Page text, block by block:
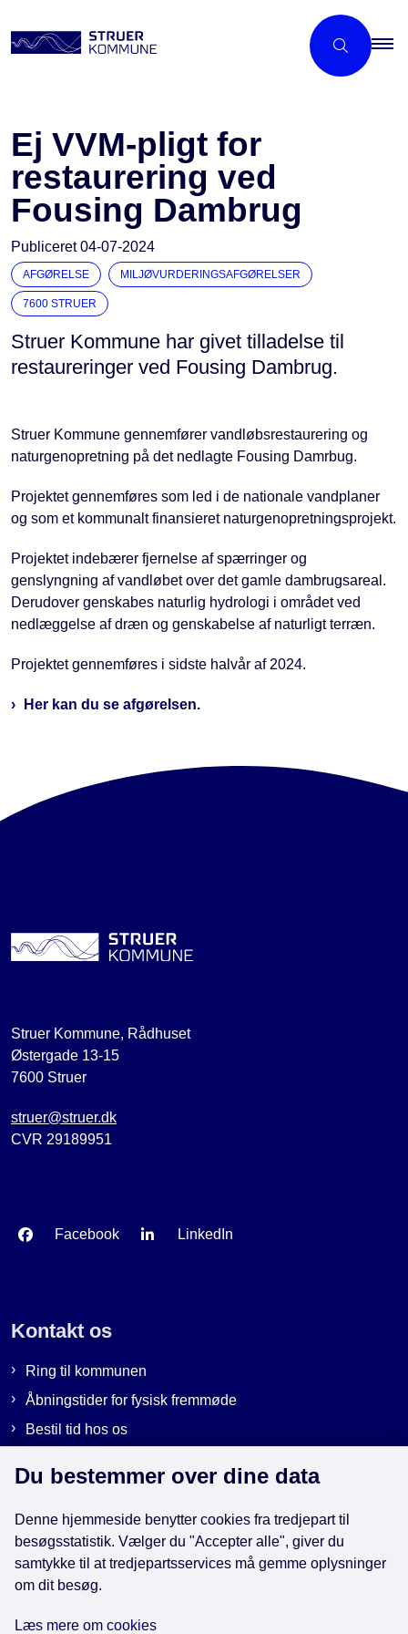
Ej VVM-pligt for
restaurering ved
Fousing Dambrug
Publiceret04-07-2024
AFGØRELSE MILJØVURDERINGSAFGØRELSER
7600 STRUER
Struer Kommune har givet tilladelse til
restaureringer ved Fousing Dambrug.
Struer Kommune gennemfører vandløbsrestaurering og
naturgenopretning på det nedlagte Fousing Damrbug.
Projektet gennemføres som led i de nationale vandplaner
og som et kommunalt finansieret naturgenopretningsprojekt.
Projektet indebærer fjernelse af spærringer og
genslyngning af vandløbet over det gamle dambrugsareal.
Derudover genskabes naturlig hydrologi i området ved
nedlæggelse af dræn og genskabelse af naturligt terræn.
Projektet gennemføres i sidste halvår af 2024.
Her kan du se afgørelsen.
Struer Kommune, Rådhuset
Østergade 13-15
7600 Struer
struer@struer.dk
CVR 29189951
Facebook LinkedIn
Kontakt os
Ring til kommunen
Åbningstider for fysisk fremmøde
Bestil tid hos os
Genveje
EAN-numre i kommunen
Du bestemmer over dine data
Denne hjemmeside benytter cookies fra tredjepart til
besøgsstatistik. Vælger du "Accepter alle", giver du
samtykke til at tredjepartsservices må gemme oplysninger
om dit besøg.
Læs mere om cookies